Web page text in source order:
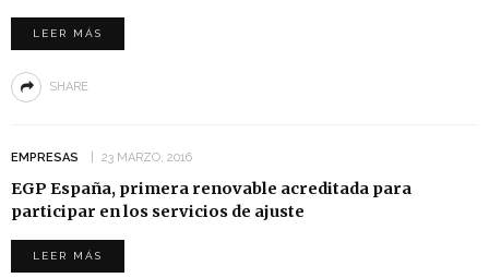
LEER MÁS
SHARE
EMPRESAS 23 MARZO, 2016
EGP España, primera renovable acreditada para
participar en los servicios de ajuste
LEER MÁS